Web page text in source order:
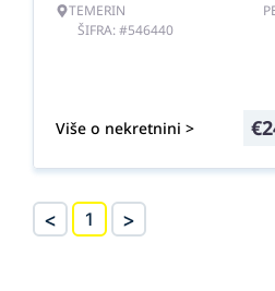
TEMERIN
ŠIFRA: #546440
Više o nekretnini > €
< 1 >